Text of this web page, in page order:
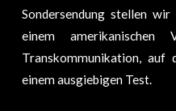
Sondersendung stellen
einem
Transkommunikation, auf
einem ausgiebigen Test.